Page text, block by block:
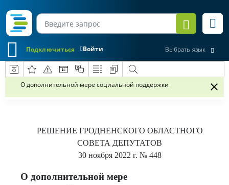
Войти
Подключиться Выбрать язык
О дополнительной мере социальной поддержки
РЕШЕНИЕ ГРОДНЕНСКОГО ОБЛАСТНОГО
СОВЕТА ДЕПУТАТОВ
30 ноября 2022 г. № 448
О дополнительной мере